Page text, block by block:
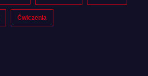
Ćwiczenia